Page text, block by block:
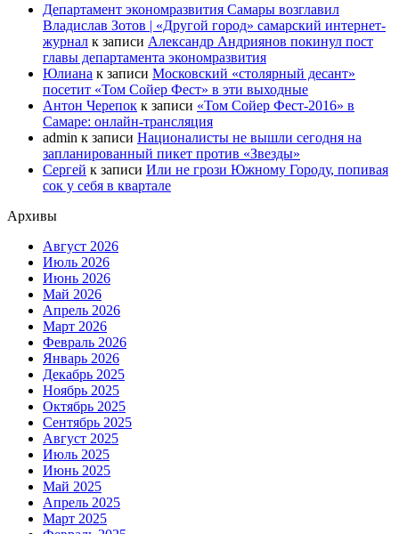
Департамент экономразвития Самары возглавил
Владислав Зотов | «Другой город» самарский интернет-
журнал к записи Александр Андриянов покинул пост
главы департамента экономразвития
Юлиана к записи Московский «столярный десант»
посетит «Том Сойер Фест» в эти выходные
Антон Черепок к записи «Том Сойер Фест-2016» в
Самаре: онлайн-трансляция
admin к записи Националисты не вышли сегодня на
запланированный пикет против «Звезды»
Сергей к записи Или не грози Южному Городу, попивая
сок у себя в квартале
Архивы
Август 2026
Июль 2026
Июнь 2026
Май 2026
Апрель 2026
Март 2026
Февраль 2026
Январь 2026
Декабрь 2025
Ноябрь 2025
Октябрь 2025
Сентябрь 2025
Август 2025
Июль 2025
Июнь 2025
Май 2025
Апрель 2025
Март 2025